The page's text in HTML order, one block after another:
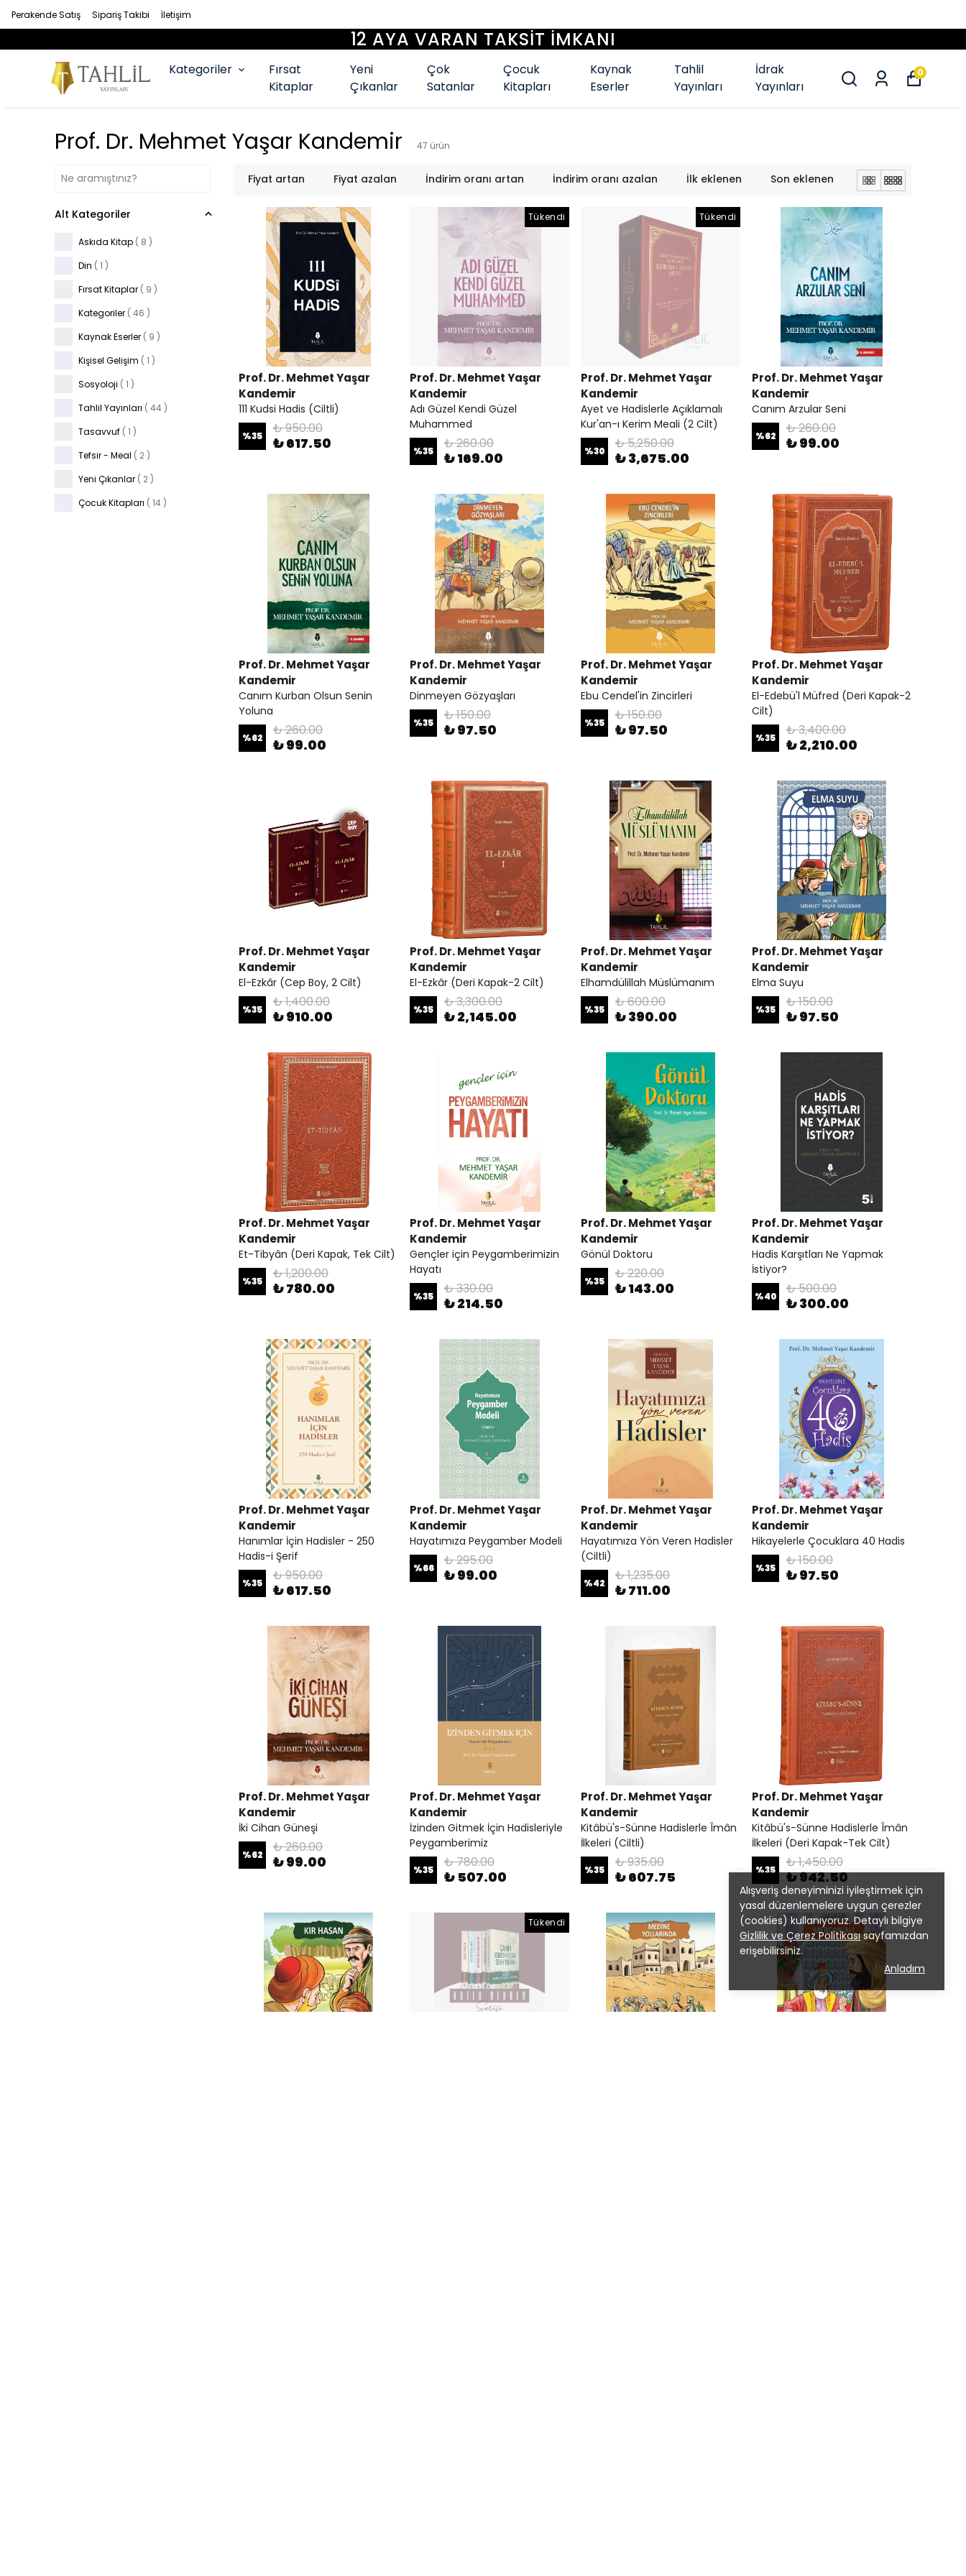
Perakende Satış Sipariş Takibi İletişim
12 AYA VARAN TAKSİT İMKANI
Kategoriler
Fırsat
Kitaplar
Yeni
Çıkanlar
Çok
Satanlar
Çocuk
Kitapları
Kaynak
Eserler
Tahlil
Yayınları
İdrak
Yayınları
0
Alışveriş deneyiminizi iyileştirmek için
yasal düzenlemelere uygun çerezler
(cookies) kullanıyoruz. Detaylı bilgiye
Gizlilik ve Çerez Politikasısayfamızdan
erişebilirsiniz.
Anladım
Prof. Dr. Mehmet Yaşar Kandemir 47 ürün
Fiyat artan Fiyat azalan İndirim oranı artan İndirim oranı azalan İlk eklenen Son eklenen
Alt Kategoriler
Askıda Kitap ( 8 )
Din ( 1 )
Fırsat Kitaplar ( 9 )
Kategoriler ( 46 )
Kaynak Eserler ( 9 )
Kişisel Gelişim ( 1 )
Sosyoloji ( 1 )
Tahlil Yayınları ( 44 )
Tasavvuf ( 1 )
Tefsir - Meal ( 2 )
Yeni Çıkanlar ( 2 )
Çocuk Kitapları ( 14 )
Prof. Dr. Mehmet Yaşar
Kandemir
111 Kudsi Hadis (Ciltli)
%35 ₺ 950.00
₺ 617.50
Tükendi
Prof. Dr. Mehmet Yaşar
Kandemir
Adı Güzel Kendi Güzel
Muhammed
%35 ₺ 260.00
₺ 169.00
Tükendi
Prof. Dr. Mehmet Yaşar
Kandemir
Ayet ve Hadislerle Açıklamalı
Kur'an-ı Kerim Meali (2 Cilt)
%30 ₺ 5,250.00
₺ 3,675.00
Prof. Dr. Mehmet Yaşar
Kandemir
Canım Arzular Seni
%62 ₺ 260.00
₺ 99.00
Prof. Dr. Mehmet Yaşar
Kandemir
Canım Kurban Olsun Senin
Yoluna
%62 ₺ 260.00
₺ 99.00
Prof. Dr. Mehmet Yaşar
Kandemir
Dinmeyen Gözyaşları
%35 ₺ 150.00
₺ 97.50
Prof. Dr. Mehmet Yaşar
Kandemir
Ebu Cendel'in Zincirleri
%35 ₺ 150.00
₺ 97.50
Prof. Dr. Mehmet Yaşar
Kandemir
El-Edebü'l Müfred (Deri Kapak-2
Cilt)
%35 ₺ 3,400.00
₺ 2,210.00
Prof. Dr. Mehmet Yaşar
Kandemir
El-Ezkâr (Cep Boy, 2 Cilt)
%35 ₺ 1,400.00
₺ 910.00
Prof. Dr. Mehmet Yaşar
Kandemir
El-Ezkâr (Deri Kapak-2 Cilt)
%35 ₺ 3,300.00
₺ 2,145.00
Prof. Dr. Mehmet Yaşar
Kandemir
Elhamdülillah Müslümanım
%35 ₺ 600.00
₺ 390.00
Prof. Dr. Mehmet Yaşar
Kandemir
Elma Suyu
%35 ₺ 150.00
₺ 97.50
Prof. Dr. Mehmet Yaşar
Kandemir
Et-Tibyân (Deri Kapak, Tek Cilt)
%35 ₺ 1,200.00
₺ 780.00
Prof. Dr. Mehmet Yaşar
Kandemir
Gençler için Peygamberimizin
Hayatı
%35 ₺ 330.00
₺ 214.50
Prof. Dr. Mehmet Yaşar
Kandemir
Gönül Doktoru
%35 ₺ 220.00
₺ 143.00
Prof. Dr. Mehmet Yaşar
Kandemir
Hadis Karşıtları Ne Yapmak
İstiyor?
%40 ₺ 500.00
₺ 300.00
Prof. Dr. Mehmet Yaşar
Kandemir
Hanımlar İçin Hadisler - 250
Hadis-i Şerif
%35 ₺ 950.00
₺ 617.50
Prof. Dr. Mehmet Yaşar
Kandemir
Hayatımıza Peygamber Modeli
%66 ₺ 295.00
₺ 99.00
Prof. Dr. Mehmet Yaşar
Kandemir
Hayatımıza Yön Veren Hadisler
(Ciltli)
%42 ₺ 1,235.00
₺ 711.00
Prof. Dr. Mehmet Yaşar
Kandemir
Hikayelerle Çocuklara 40 Hadis
%35 ₺ 150.00
₺ 97.50
Prof. Dr. Mehmet Yaşar
Kandemir
İki Cihan Güneşi
%62 ₺ 260.00
₺ 99.00
Prof. Dr. Mehmet Yaşar
Kandemir
İzinden Gitmek İçin Hadisleriyle
Peygamberimiz
%35 ₺ 780.00
₺ 507.00
Prof. Dr. Mehmet Yaşar
Kandemir
Kitâbü's-Sünne Hadislerle Îmân
İlkeleri (Ciltli)
%35 ₺ 935.00
₺ 607.75
Prof. Dr. Mehmet Yaşar
Kandemir
Kitâbü's-Sünne Hadislerle Îmân
İlkeleri (Deri Kapak-Tek Cilt)
%35 ₺ 1,450.00
₺ 942.50
Tükendi